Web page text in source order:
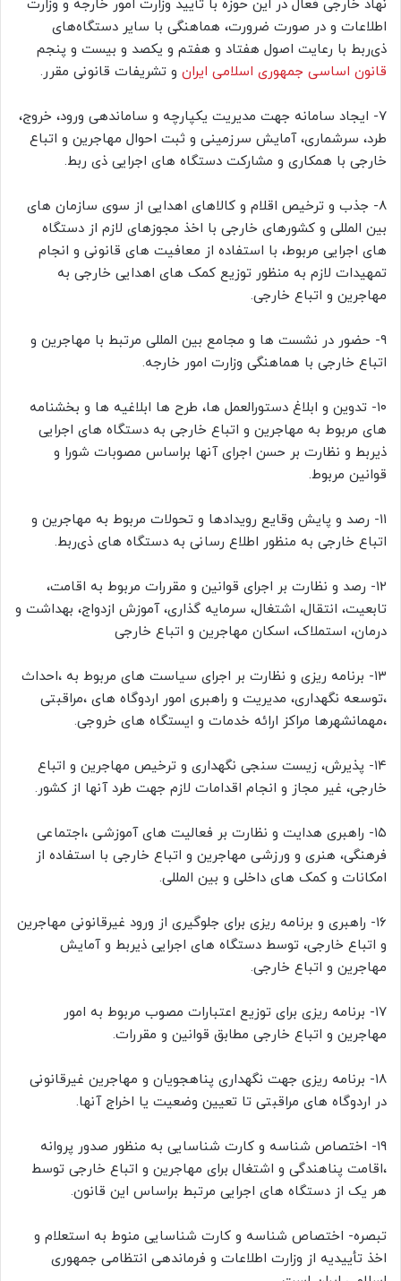
نهاد خارجی فعال در این حوزه با تأیید وزارت امور خارجه و وزارت
اطلاعات و در صورت ضرورت، هماهنگی با سایر دستگاه‌های
ذی‌ربط با رعایت اصول هفتاد و هفتم و یکصد و بیست و پنجم
قانون اساسی جمهوری اسلامی ایران و تشریفات قانونی مقرر.
۷- ایجاد سامانه جهت مدیریت یکپارچه و ساماندهی ورود، خروج،
طرد، سرشماری، آمایش سرزمینی و ثبت احوال مهاجرین و اتباع
خارجی با همکاری و مشارکت دستگاه های اجرایی ذی ربط.
۸- جذب و ترخیص اقلام و کالاهای اهدایی از سوی سازمان های
بین المللی و کشورهای خارجی با اخذ مجوزهای لازم از دستگاه
های اجرایی مربوط، با استفاده از معافیت های قانونی و انجام
تمهیدات لازم به منظور توزیع کمک های اهدایی خارجی به
مهاجرین و اتباع خارجی.
۹- حضور در نشست ها و مجامع بین المللی مرتبط با مهاجرین و
اتباع خارجی با هماهنگی وزارت امور خارجه.
۱۰- تدوین و ابلاغ دستورالعمل ها، طرح ها ابلاغیه ها و بخشنامه
های مربوط به مهاجرین و اتباع خارجی به دستگاه های اجرایی
ذیربط و نظارت بر حسن اجرای آنها براساس مصوبات شورا و
قوانین مربوط.
۱۱- رصد و پایش وقایع رویدادها و تحولات مربوط به مهاجرین و
اتباع خارجی به منظور اطلاع رسانی به دستگاه های ذی‌ربط.
۱۲- رصد و نظارت بر اجرای قوانین و مقررات مربوط به اقامت،
تابعیت، انتقال، اشتغال، سرمایه گذاری، آموزش ازدواج، بهداشت و
درمان، استملاک، اسکان مهاجرین و اتباع خارجی
۱۳- برنامه ریزی و نظارت بر اجرای سیاست های مربوط به ،احداث
،توسعه نگهداری، مدیریت و راهبری امور اردوگاه های ،مراقبتی
،مهمانشهرها مراکز ارائه خدمات و ایستگاه های خروجی.
۱۴- پذیرش، زیست سنجی نگهداری و ترخیص مهاجرین و اتباع
خارجی، غیر مجاز و انجام اقدامات لازم جهت طرد آنها از کشور.
۱۵- راهبری هدایت و نظارت بر فعالیت های آموزشی ،اجتماعی
فرهنگی، هنری و ورزشی مهاجرین و اتباع خارجی با استفاده از
امکانات و کمک های داخلی و بین المللی.
۱۶- راهبری و برنامه ریزی برای جلوگیری از ورود غیرقانونی مهاجرین
و اتباع خارجی، توسط دستگاه های اجرایی ذیربط و آمایش
مهاجرین و اتباع خارجی.
۱۷- برنامه ریزی برای توزیع اعتبارات مصوب مربوط به امور
مهاجرین و اتباع خارجی مطابق قوانین و مقررات.
۱۸- برنامه ریزی جهت نگهداری پناهجویان و مهاجرین غیرقانونی
در اردوگاه های مراقبتی تا تعیین وضعیت یا اخراج آنها.
۱۹- اختصاص شناسه و کارت شناسایی به منظور صدور پروانه
،اقامت پناهندگی و اشتغال برای مهاجرین و اتباع خارجی توسط
هر یک از دستگاه های اجرایی مرتبط براساس این قانون.
تبصره- اختصاص شناسه و کارت شناسایی منوط به استعلام و
اخذ تأییدیه از وزارت اطلاعات و فرماندهی انتظامی جمهوری